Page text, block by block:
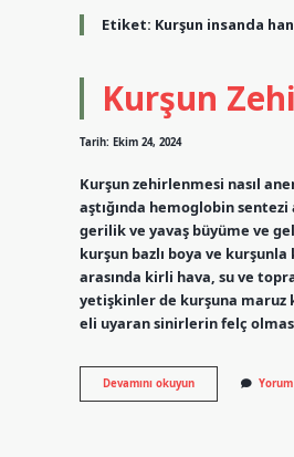
Etiket: Kurşun insanda
Kurşun
Tarih: Ekim 24, 2024
Kurşun zehirlenmesi nasıl
aştığında hemoglobin
gerilik ve yavaş büyüme ve
kurşun bazlı boya ve
arasında kirli hava, su ve
yetişkinler de kurşuna maruz
eli uyaran sinirlerin felç
Devamını okuyunKurşun
Zehirlenmesi